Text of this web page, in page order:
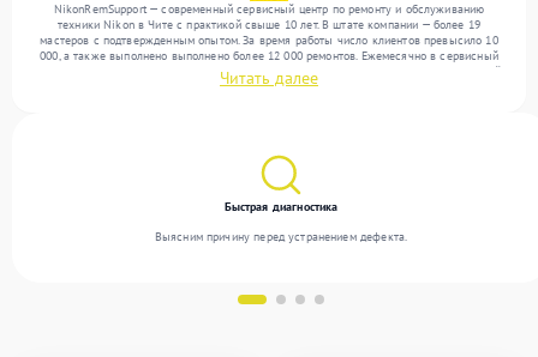
NikonRemSupport — современный сервисный центр по ремонту и обслуживанию
техники Nikon в Чите с практикой свыше 10 лет. В штате компании — более 19
мастеров с подтвержденным опытом. За время работы число клиентов превысило 10
000, а также выполнено выполнено более 12 000 ремонтов. Ежемесячно в сервисный
центр поступает свыше 300 единиц техники, включая , , . Мы беремся за задачи любой
сложности и поддерживаем высокий стандарт качества благодаря использованию
Читать далее
Быстрая диагностика
Выясним причину перед устранением дефекта.